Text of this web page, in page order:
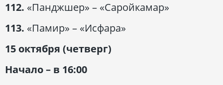
112. «Панджшер» – «Саройкамар»
113. «Памир» – «Исфара»
15 октября (четверг)
Начало – в 16:00